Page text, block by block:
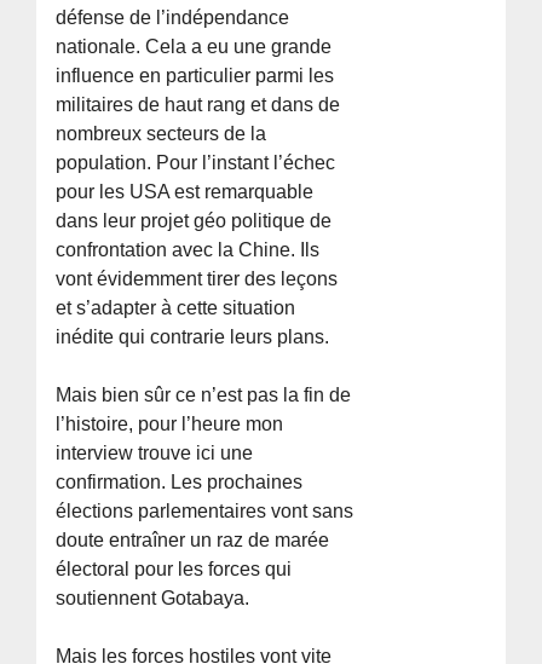
défense de l’indépendance
nationale. Cela a eu une grande
influence en particulier parmi les
militaires de haut rang et dans de
nombreux secteurs de la
population. Pour l’instant l’échec
pour les USA est remarquable
dans leur projet géo politique de
confrontation avec la Chine. Ils
vont évidemment tirer des leçons
et s’adapter à cette situation
inédite qui contrarie leurs plans.
Mais bien sûr ce n’est pas la fin de
l’histoire, pour l’heure mon
interview trouve ici une
confirmation. Les prochaines
élections parlementaires vont sans
doute entraîner un raz de marée
électoral pour les forces qui
soutiennent Gotabaya.
Mais les forces hostiles vont vite